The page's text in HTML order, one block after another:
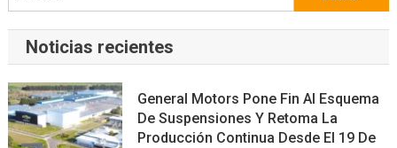
Noticias recientes
General Motors Pone Fin Al Esquema
De Suspensiones Y Retoma La
Producción Continua Desde El 19 De